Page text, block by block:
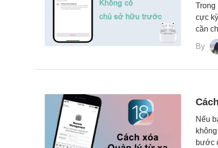
Trong
cực
cần
By
Nếu
bước